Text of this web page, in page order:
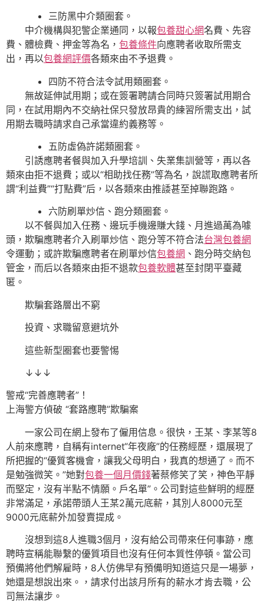
三防黑中介類圈套。
中介機構與犯警企業通同，以報包養甜心網名費、先容
費、體檢費、押金等為名， 包養條件向應聘者收取所需支
出，再以包養網評價各類來由不予退費。
四防不符合法令試用類圈套。
無故延伸試用期；或在簽署聘請合同時只簽署試用期合
同，在試用期內不交納社保只發放昂貴的練習所需支出，試
用期去職時請求自己承當違約義務等。
五防虛偽許諾類圈套。
引誘應聘者餐與加入升學培訓、失業集訓營等，再以各
類來由拒不退費；或以“相助找任務”等為名，說謊取應聘者所
謂“利益費”“打點費”后，以各類來由推諉甚至掉聯跑路。
六防刷單炒信、跑分類圈套。
以不餐與加入任務、邊玩手機邊賺大錢、月進過萬為噱
頭，欺騙應聘者介入刷單炒信、跑分等不符合法台灣包養網
令運動；或許欺騙應聘者在刷單炒信包養網 、跑分時交納包
管金，而后以各類來由拒不退款包養軟體甚至封閉平臺藏
匿。
欺騙套路層出不窮
投資、求職留意避坑外
這些新型圈套也要警惕
↓↓↓
警戒“完善應聘者”！
上海警方偵破 “套路應聘”欺騙案
一家公司在網上發布了僱用信息。很快，王某、李某等8
人前來應聘，自稱有internet“年夜廠”的任務經歷，還展現了
所把握的“優質客機會，讓我父母明白，我真的想通了。而不
是勉強微笑。”她對包養一個月價錢著蔡修笑了笑，神色平靜
而堅定，沒有半點不情願。戶名單”。公司對這些鮮明的經歷
非常滿足，承諾帶頭人王某2萬元底薪，其別人8000元至
9000元底薪外加發賣提成。
沒想到這8人進職3個月，沒有給公司帶來任何事跡，應
聘時宣稱能聯繫的優質項目也沒有任何本質性停頓。當公司
預備將他們解雇時，8人仿佛早有預備明知道這只是一場夢，
她還是想說出來。，請求付出該月所有的薪水才肯去職，公
司無法讓步。